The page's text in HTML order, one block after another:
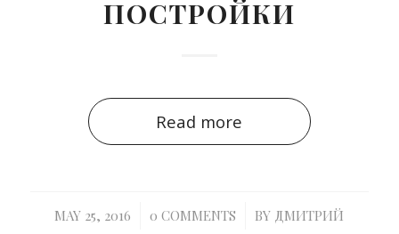
ПОСТРОЙКИ
Read more
MAY 25, 2016
/ 0 COMMENTS
/ BY ДМИТРИЙ